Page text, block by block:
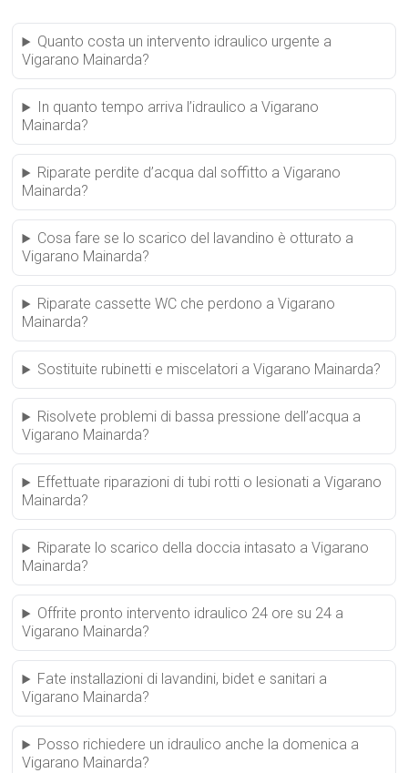
Quanto costa un intervento idraulico urgente a
Vigarano Mainarda?
In quanto tempo arriva l’idraulico a Vigarano
Mainarda?
Riparate perdite d’acqua dal soffitto a Vigarano
Mainarda?
Cosa fare se lo scarico del lavandino è otturato a
Vigarano Mainarda?
Riparate cassette WC che perdono a Vigarano
Mainarda?
Sostituite rubinetti e miscelatori a Vigarano Mainarda?
Risolvete problemi di bassa pressione dell’acqua a
Vigarano Mainarda?
Effettuate riparazioni di tubi rotti o lesionati a Vigarano
Mainarda?
Riparate lo scarico della doccia intasato a Vigarano
Mainarda?
Offrite pronto intervento idraulico 24 ore su 24 a
Vigarano Mainarda?
Fate installazioni di lavandini, bidet e sanitari a
Vigarano Mainarda?
Posso richiedere un idraulico anche la domenica a
Vigarano Mainarda?